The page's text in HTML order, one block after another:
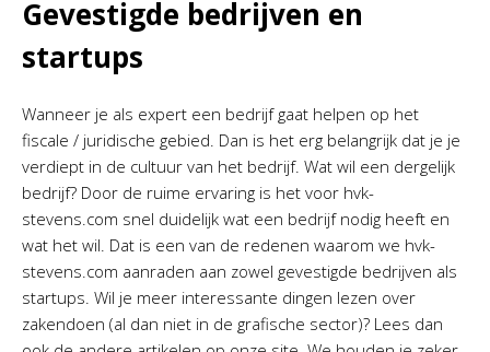
Gevestigde bedrijven en
startups
Wanneer je als expert een bedrijf gaat helpen op het
fiscale / juridische gebied. Dan is het erg belangrijk dat je je
verdiept in de cultuur van het bedrijf. Wat wil een dergelijk
bedrijf? Door de ruime ervaring is het voor hvk-
stevens.com snel duidelijk wat een bedrijf nodig heeft en
wat het wil. Dat is een van de redenen waarom we hvk-
stevens.com aanraden aan zowel gevestigde bedrijven als
startups. Wil je meer interessante dingen lezen over
zakendoen (al dan niet in de grafische sector)? Lees dan